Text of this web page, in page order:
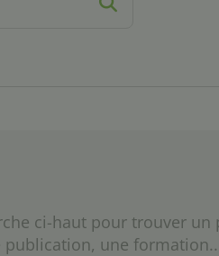
ci-haut pour trouver un
une